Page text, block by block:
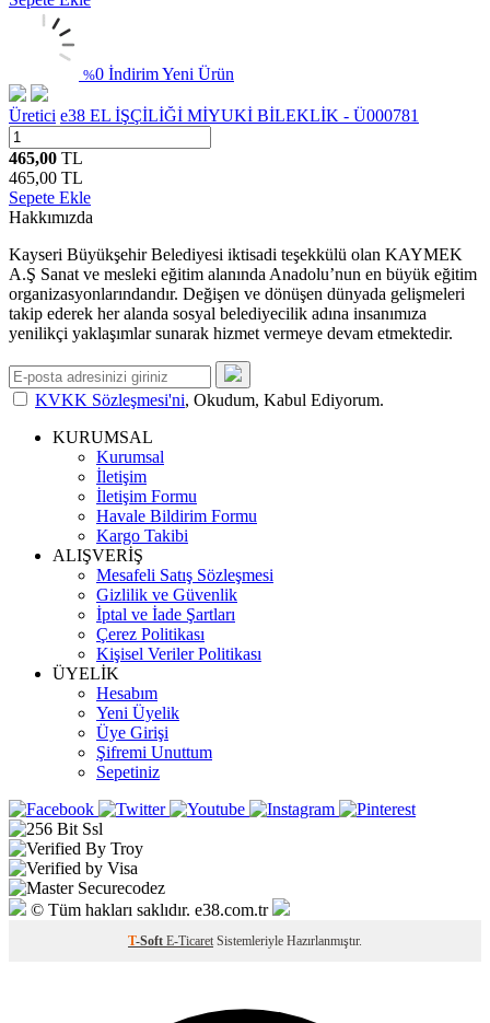
%0 İndirimYeni Ürün
Üretici e38 EL İŞÇİLİĞİ MİYUKİ BİLEKLİK - Ü000781
465,00 TL
465,00 TL
Sepete Ekle
Hakkımızda
Kayseri Büyükşehir Belediyesi iktisadi teşekkülü olan KAYMEK
A.Ş Sanat ve mesleki eğitim alanında Anadolu’nun en büyük eğitim
organizasyonlarındandır. Değişen ve dönüşen dünyada gelişmeleri
takip ederek her alanda sosyal belediyecilik adına insanımıza
yenilikçi yaklaşımlar sunarak hizmet vermeye devam etmektedir.
KVKK Sözleşmesi'ni, Okudum, Kabul Ediyorum.
KURUMSAL
Kurumsal
İletişim
İletişim Formu
Havale Bildirim Formu
Kargo Takibi
ALIŞVERİŞ
Mesafeli Satış Sözleşmesi
Gizlilik ve Güvenlik
İptal ve İade Şartları
Çerez Politikası
Kişisel Veriler Politikası
ÜYELİK
Hesabım
Yeni Üyelik
Üye Girişi
Şifremi Unuttum
Sepetiniz
© Tüm hakları saklıdır. e38.com.tr
T-Soft E-Ticaret Sistemleriyle Hazırlanmıştır.